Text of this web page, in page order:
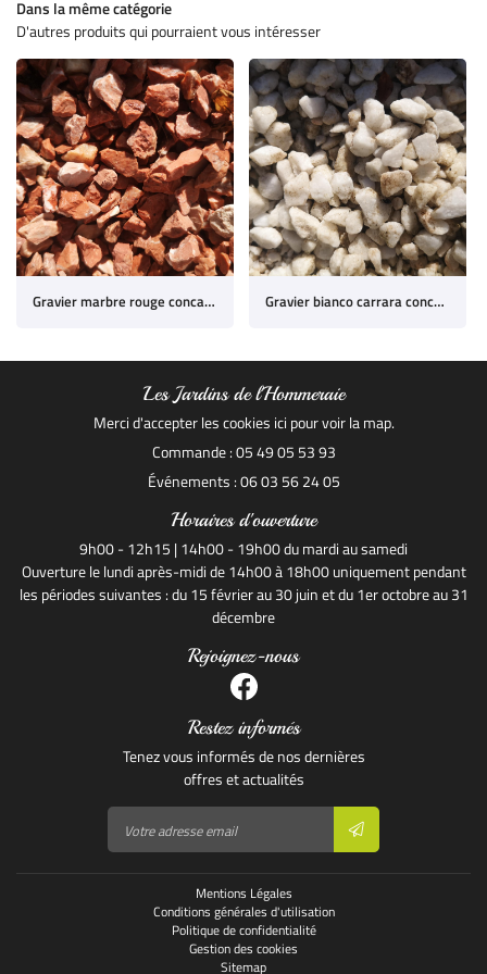
MINÉRAUX
PRODUITS
AVIS
ACTUALITÉS
CONTACT
Rejoignez-
Restez
INSCRIPTION
Dans la même catégorie
D'autres produits qui pourraient vous intéresser
Gravier marbre rouge concassé Gravier bianco carrara concassé 8/12
Les Jardins de l'Hommeraie
Merci d'accepter les cookies ici pour voir la map.
Commande : 05 49 05 53 93
Événements : 06 03 56 24 05
Horaires d'ouverture
9h00 - 12h15 | 14h00 - 19h00 du mardi au samedi
Ouverture le lundi après-midi de 14h00 à 18h00 uniquement pendant
les périodes suivantes : du 15 février au 30 juin et du 1er octobre au 31
décembre
Rejoignez-nous
Restez informés
Tenez vous informés de nos dernières
offres et actualités
Mentions Légales
Conditions générales d'utilisation
Politique de confidentialité
Gestion des cookies
Sitemap